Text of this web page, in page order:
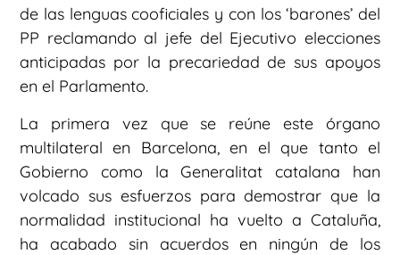
de las lenguas cooficiales y con los ‘barones’ del
PP reclamando al jefe del Ejecutivo elecciones
anticipadas por la precariedad de sus apoyos
en el Parlamento.
La primera vez que se reúne este órgano
multilateral en Barcelona, en el que tanto el
Gobierno como la Generalitat catalana han
volcado sus esfuerzos para demostrar que la
normalidad institucional ha vuelto a Cataluña,
ha acabado sin acuerdos en ningún de los